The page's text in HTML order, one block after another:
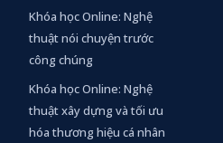
Khóa học Online: Nghệ
thuật nói chuyện trước
công chúng
Khóa học Online: Nghệ
thuật xây dựng và tối ưu
hóa thương hiệu cá nhân